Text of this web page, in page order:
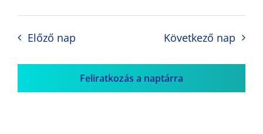
Előző nap Következő nap
Feliratkozás a naptárra